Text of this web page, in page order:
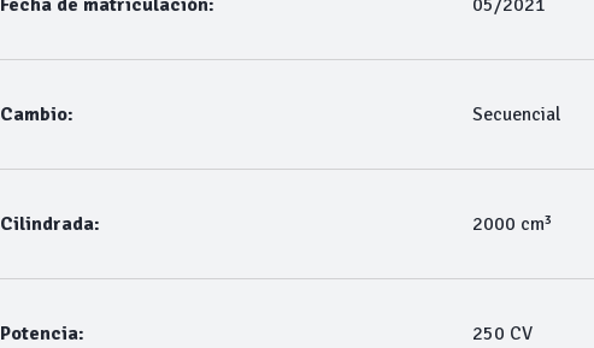
Fecha de matriculación: 05/2021
Cambio: Secuencial
Cilindrada: 2000 cm³
Potencia: 250 CV